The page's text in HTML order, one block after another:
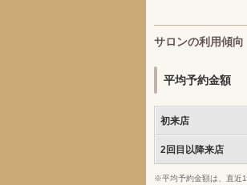
サロンの利用傾向
平均予約金額
初来店
2回目以降来店
※平均予約金額は、直近